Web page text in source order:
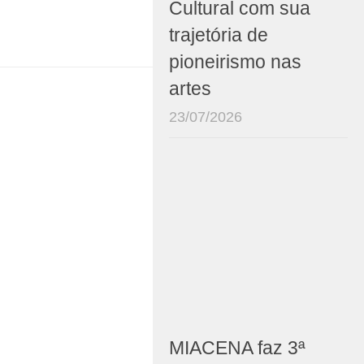
Cultural com sua
trajetória de
pioneirismo nas
artes
23/07/2026
MIACENA faz 3ª